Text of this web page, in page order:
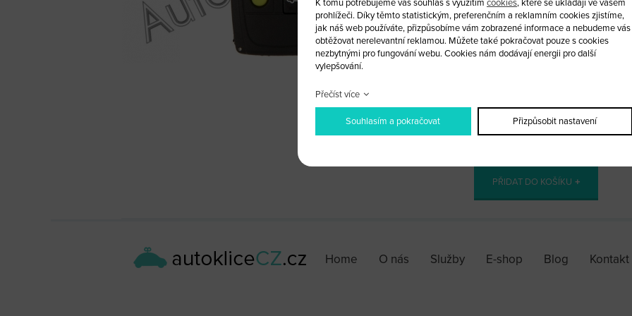
Obal vystřelovacího klíče Volvo 4
Klíč je bez dálkového ovládání a
Po dohodě si u nás klíček
ks
PŘIDAT DO KOŠÍKU
Home O nás Služby E-shop Blog Kontakt
K tomu potřebujeme váš souhlas s využitím cookies, které se ukládají ve vašem
prohlížeči. Díky těmto statistickým, preferenčním a reklamním cookies zjistíme,
jak náš web používáte, přizpůsobíme vám zobrazené informace a nebudeme vás
obtěžovat nerelevantní reklamou. Můžete také pokračovat pouze s cookies
nezbytnými pro fungování webu. Cookies nám dodávají energii pro další
vylepšování.
Přečíst více
Souhlasím a pokračovat Přizpůsobit nastavení